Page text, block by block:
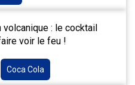
volcanique : le cocktail
voir le feu !
Coca Cola